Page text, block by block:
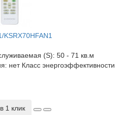
KSRX70HFAN1
(S): 50 - 71 кв.м
нетКласс энергоэффективности
1 клик